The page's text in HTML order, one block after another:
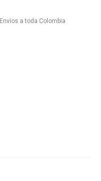
Envios a toda Colombia